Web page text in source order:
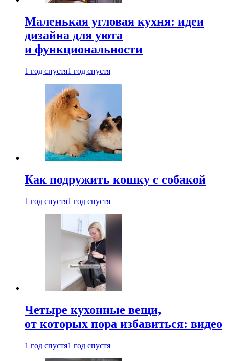
Маленькая угловая кухня: идеи
дизайна для уюта
и функциональности
1 год спустя1 год спустя
Как подружить кошку с собакой
1 год спустя1 год спустя
Четыре кухонные вещи,
от которых пора избавиться: видео
1 год спустя1 год спустя